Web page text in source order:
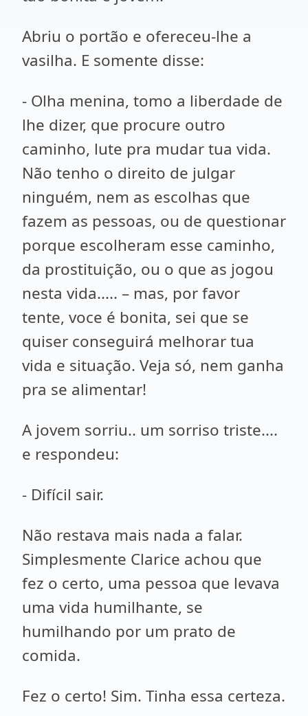
Abriu o portão e ofereceu-lhe a
vasilha. E somente disse:
- Olha menina, tomo a liberdade de
lhe dizer, que procure outro
caminho, lute pra mudar tua vida.
Não tenho o direito de julgar
ninguém, nem as escolhas que
fazem as pessoas, ou de questionar
porque escolheram esse caminho,
da prostituição, ou o que as jogou
nesta vida..... – mas, por favor
tente, voce é bonita, sei que se
quiser conseguirá melhorar tua
vida e situação. Veja só, nem ganha
pra se alimentar!
A jovem sorriu.. um sorriso triste....
e respondeu:
- Difícil sair.
Não restava mais nada a falar.
Simplesmente Clarice achou que
fez o certo, uma pessoa que levava
uma vida humilhante, se
humilhando por um prato de
comida.
Fez o certo! Sim. Tinha essa certeza.